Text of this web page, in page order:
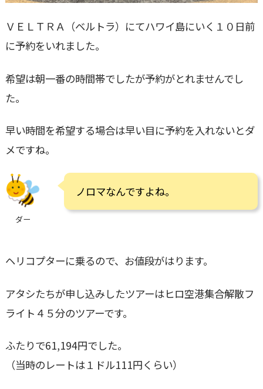
ＶＥＬＴＲＡ（ベルトラ）にてハワイ島にいく１０日前
に予約をいれました。
希望は朝一番の時間帯でしたが予約がとれませんでし
た。
早い時間を希望する場合は早い目に予約を入れないとダ
メですね。
ダー
ノロマなんですよね。
ヘリコプターに乗るので、お値段がはります。
アタシたちが申し込みしたツアーはヒロ空港集合解散フ
ライト４５分のツアーです。
ふたりで61,194円でした。
（当時のレートは１ドル111円くらい）